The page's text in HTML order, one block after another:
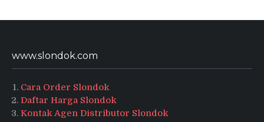
www.slondok.com
Cara Order Slondok
Daftar Harga Slondok
Kontak Agen Distributor Slondok